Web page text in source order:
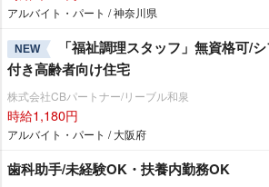
アルバイト・パート / 神奈川県
NEW
「福祉調理スタッフ」無資格可/
付き高齢者向け住宅
株式会社CBパートナー/リーブル和泉
時給1,180円
アルバイト・パート / 大阪府
歯科助手/未経験OK・扶養内勤務OK